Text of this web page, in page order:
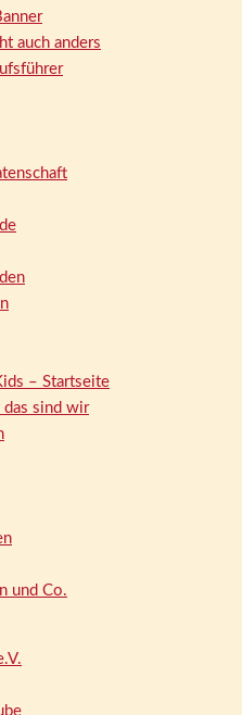
auch anders
– Startseite
das sind wir
und Co.